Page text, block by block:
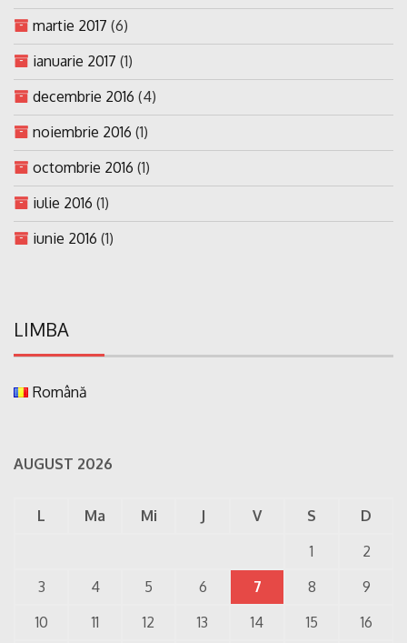
martie 2017 (6)
ianuarie 2017 (1)
decembrie 2016 (4)
noiembrie 2016 (1)
octombrie 2016 (1)
iulie 2016 (1)
iunie 2016 (1)
LIMBA
Română
AUGUST 2026
L Ma Mi J V S
D
1
2
3
4 5 6 7 8
9
10
11 12 13 14 15 16